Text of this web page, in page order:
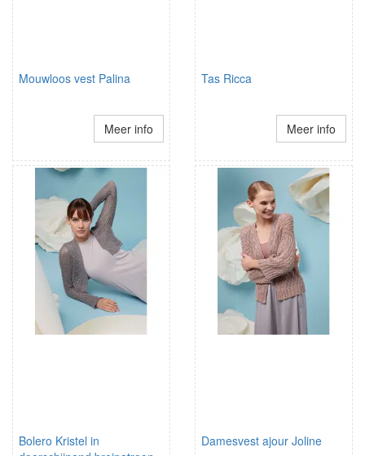
Mouwloos vest Palina
Meer info
Tas Ricca
Meer info
Bolero Kristel in
Damesvest ajour Joline